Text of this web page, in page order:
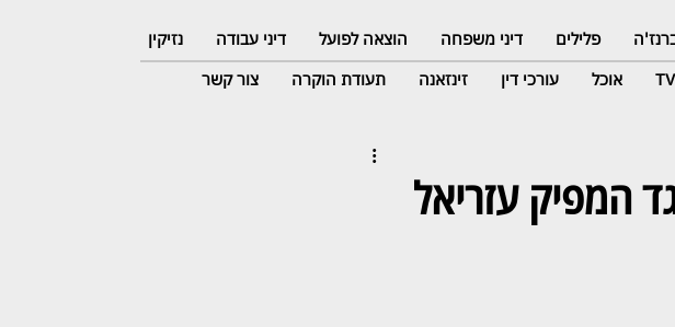
פלילים דיני משפחה הוצאה לפועל דיני עבודה
נזיקין
אוכל עורכי דין זינזאנה תעודת הוקרה צור קשר
המפיק עזריאל